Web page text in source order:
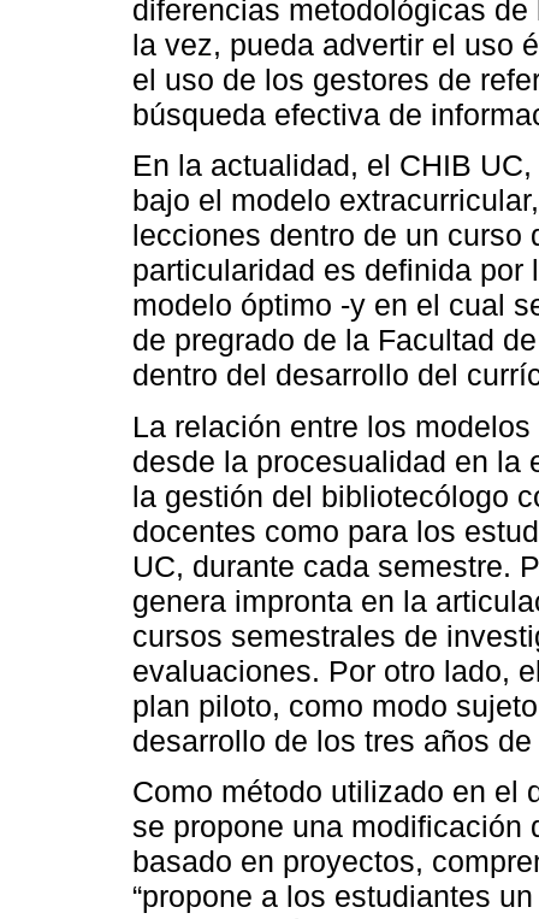
diferencias metodológicas
la vez, pueda advertir el uso
el uso de los gestores de
búsqueda efectiva de
En la actualidad, el CHIB
bajo el modelo
lecciones dentro de un curso
particularidad es definida
modelo óptimo -y en el cual
de pregrado de la Facultad
dentro del desarrollo del
La relación entre los
desde la procesualidad en la
la gestión del bibliotecólogo
docentes como para los
UC, durante cada semestre.
genera impronta en la
cursos semestrales de
evaluaciones. Por otro lado,
plan piloto, como modo
desarrollo de los tres años
Como método utilizado en el
se propone una modificación
basado en proyectos,
“propone a los estudiantes